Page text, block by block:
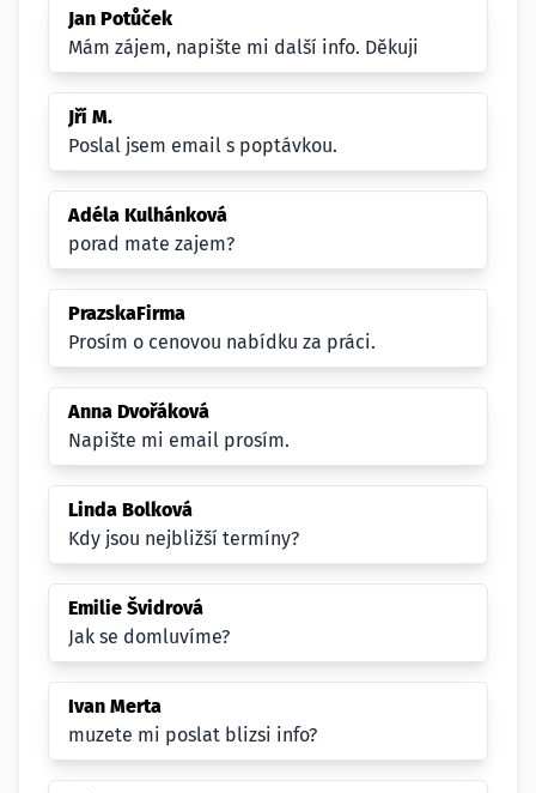
Jan Potůček
Mám zájem, napište mi další info. Děkuji
Jří M.
Poslal jsem email s poptávkou.
Adéla Kulhánková
porad mate zajem?
PrazskaFirma
Prosím o cenovou nabídku za práci.
Anna Dvořáková
Napište mi email prosím.
Linda Bolková
Kdy jsou nejbližší termíny?
Emilie Švidrová
Jak se domluvíme?
Ivan Merta
muzete mi poslat blizsi info?